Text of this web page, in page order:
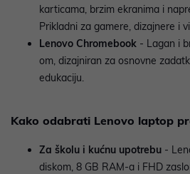
karticama, brzim ekranima i
Prikladni za gamere, dizajnere i
Lenovo Chromebook - Lagan i
om, dizajniran za osnovne
edukaciju.
Kako odabrati Lenovo laptop
Za školu i kućnu upotrebu -
diskom, 8 GB RAM-a i FHD